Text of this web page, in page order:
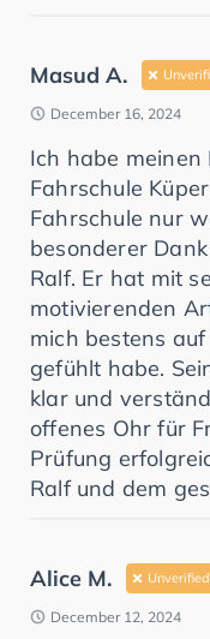
Masud A.
December 16, 2024
Ich habe meinen
Fahrschule
Fahrschule nur
besonderer
Ralf. Er hat mit
motivierenden
mich bestens
gefühlt habe.
klar und
offenes Ohr für
Prüfung
Ralf und dem
Alice M.
December 12, 2024